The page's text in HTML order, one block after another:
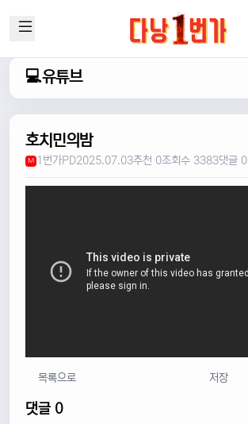
💻유튜브
호치민의밤
M 1번가PD2025.07.03추천 0조회수 3383댓글 0
목록으로 저장
댓글 0